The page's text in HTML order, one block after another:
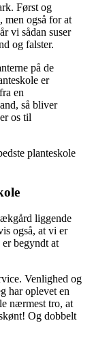
Først og
men også for at
vi sådan suser
og falster.
på de
er
en
så bliver
os til
planteskole
liggende
også, at vi er
begyndt at
Venlighed og
har oplevet en
nærmest tro, at
Og dobbelt